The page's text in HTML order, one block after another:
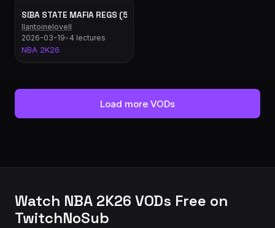
SIBA STATE MAFIA REGS (5-0)
llantoinelovell
2026-03-19• 4 lectures
NBA 2K26
Load more VODs
Watch NBA 2K26 VODs Free on
TwitchNoSub